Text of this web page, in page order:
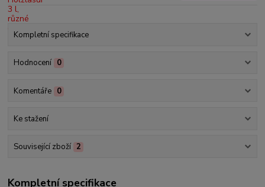
Kompletní specifikace
Hodnocení 0
Komentáře 0
Ke stažení
Související zboží 2
Kompletní specifikace